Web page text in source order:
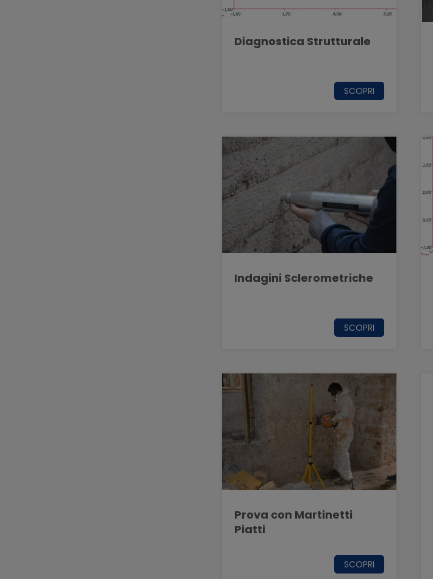
Diagnostica Strutturale
SCOPRI
Indagini Sclerometriche
SCOPRI
Prova con Martinetti
Piatti
SCOPRI